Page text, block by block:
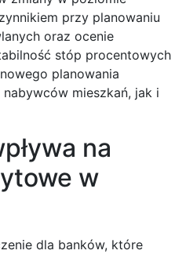
przy planowaniu
oraz ocenie
stóp procentowych
planowania
mieszkań, jak i
na
w
dla banków, które